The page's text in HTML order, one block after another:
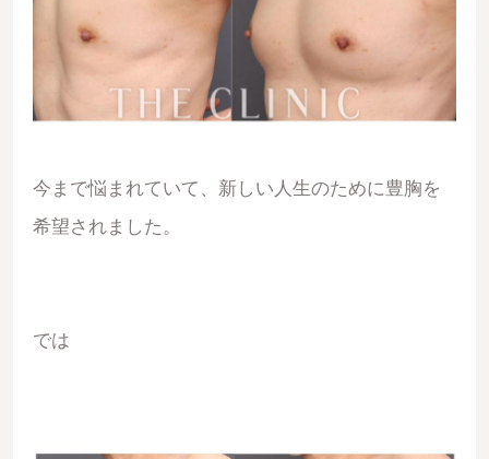
今まで悩まれていて、新しい人生のために豊胸を
希望されました。
では